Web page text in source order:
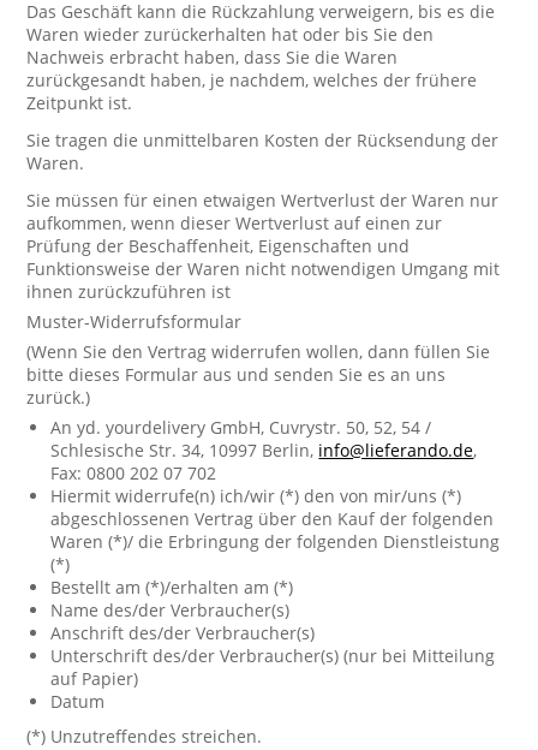
Das Geschäft kann die Rückzahlung verweigern, bis es die
Waren wieder zurückerhalten hat oder bis Sie den
Nachweis erbracht haben, dass Sie die Waren
zurückgesandt haben, je nachdem, welches der frühere
Zeitpunkt ist.
Sie tragen die unmittelbaren Kosten der Rücksendung der
Waren.
Sie müssen für einen etwaigen Wertverlust der Waren nur
aufkommen, wenn dieser Wertverlust auf einen zur
Prüfung der Beschaffenheit, Eigenschaften und
Funktionsweise der Waren nicht notwendigen Umgang mit
ihnen zurückzuführen ist
Muster-Widerrufsformular
(Wenn Sie den Vertrag widerrufen wollen, dann füllen Sie
bitte dieses Formular aus und senden Sie es an uns
zurück.)
An yd. yourdelivery GmbH, Cuvrystr. 50, 52, 54 /
Schlesische Str. 34, 10997 Berlin, info@lieferando.de,
Fax: 0800 202 07 702
Hiermit widerrufe(n) ich/wir (*) den von mir/uns (*)
abgeschlossenen Vertrag über den Kauf der folgenden
Waren (*)/ die Erbringung der folgenden Dienstleistung
(*)
Bestellt am (*)/erhalten am (*)
Name des/der Verbraucher(s)
Anschrift des/der Verbraucher(s)
Unterschrift des/der Verbraucher(s) (nur bei Mitteilung
auf Papier)
Datum
(*) Unzutreffendes streichen.